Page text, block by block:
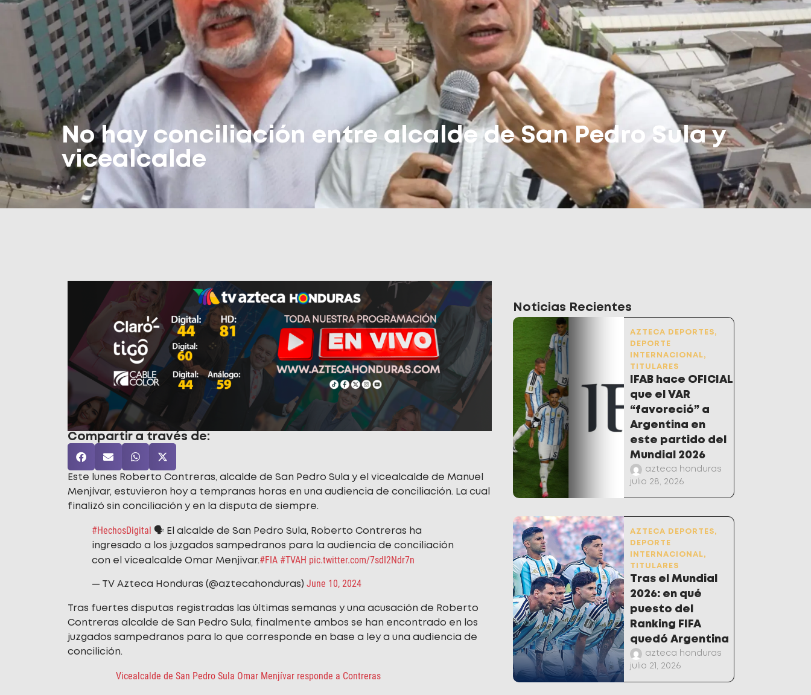
No hay conciliación entre alcalde de San Pedro Sula y
vicealcalde
Compartir a través de:
Este lunes Roberto Contreras, alcalde de San Pedro Sula y el vicealcalde de Manuel
Menjívar, estuvieron hoy a tempranas horas en una audiencia de conciliación. La cual
finalizó sin conciliación y en la disputa de siempre.
#HechosDigital 🗣️ El alcalde de San Pedro Sula, Roberto Contreras ha
ingresado a los juzgados sampedranos para la audiencia de conciliación
con el vicealcalde Omar Menjivar.#FIA #TVAH pic.twitter.com/7sdI2Ndr7n
— TV Azteca Honduras (@aztecahonduras) June 10, 2024
Tras fuertes disputas registradas las últimas semanas y una acusación de Roberto
Contreras alcalde de San Pedro Sula, finalmente ambos se han encontrado en los
juzgados sampedranos para lo que corresponde en base a ley a una audiencia de
concilición.
Vicealcalde de San Pedro Sula Omar Menjívar responde a Contreras
Noticias Recientes
AZTECA DEPORTES,
DEPORTE
INTERNACIONAL,
TITULARES
IFAB hace OFICIAL
que el VAR
“favoreció” a
Argentina en
este partido del
Mundial 2026
azteca honduras
julio 28, 2026
AZTECA DEPORTES,
DEPORTE
INTERNACIONAL,
TITULARES
Tras el Mundial
2026: en qué
puesto del
Ranking FIFA
quedó Argentina
azteca honduras
julio 21, 2026